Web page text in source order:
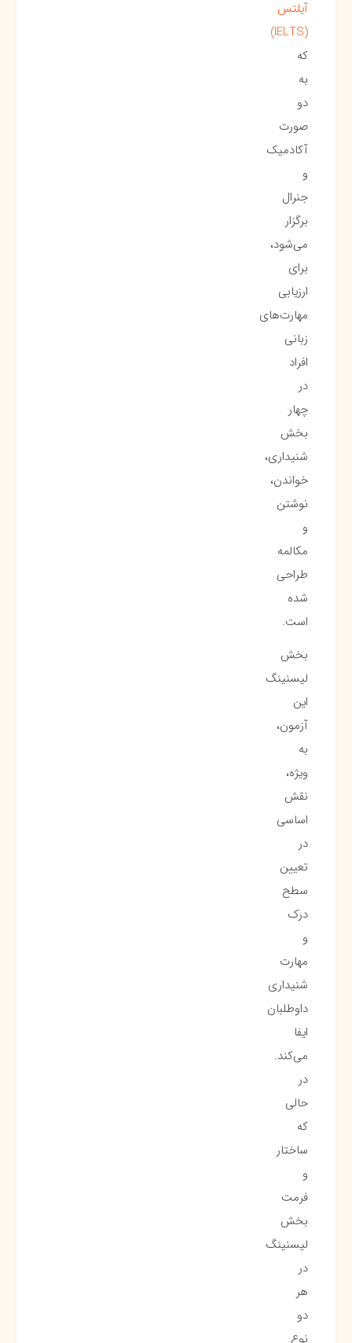
آیلتس
(IELTS)
که
به
دو
صورت
آکادمیک
و
جنرال
برگزار
می‌شود،
برای
ارزیابی
مهارت‌های
زبانی
افراد
در
چهار
بخش
شنیداری،
خواندن،
نوشتن
و
مکالمه
طراحی
شده
است.
بخش
لیسنینگ
این
آزمون،
به
ویژه،
نقش
اساسی
در
تعیین
سطح
درک
و
مهارت
شنیداری
داوطلبان
ایفا
می‌کند.
در
حالی
که
ساختار
و
فرمت
بخش
لیسنینگ
در
هر
دو
نوع